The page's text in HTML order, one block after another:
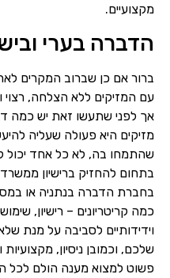
מקצועיים.
הדברה בערי
ברור אם כן שברוב המקרים
עם המזיקים ללא הצלחה, רצוי
אך לפני שתעשו זאת יש כמה
מזיקים היא פעולה שעליה
שהתמחו בה, לא כל אחד יכול
בתחום להחזיק ברישיון
בחברת הדברה בנתניה או
כמה קריטריונים – רישיון,
וידידותיים לסביבה על מנת
שלכם, וכמובן ניסיון,
פשוט למצוא מענה הולם לכל